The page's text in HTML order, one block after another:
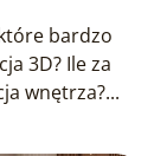
bardzo
3D? Ile za
wnętrza?...